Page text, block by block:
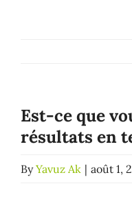
Est-ce que
résultats en
ByYavuz Ak | août 1,